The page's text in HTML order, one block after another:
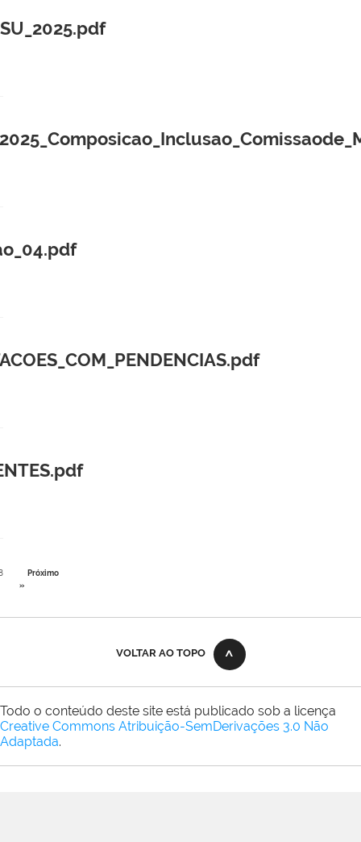
Próximo
»
VOLTAR AO TOPO
Todo o conteúdo deste site está publicado sob a licença
Creative Commons Atribuição-SemDerivações 3.0 Não
Adaptada.